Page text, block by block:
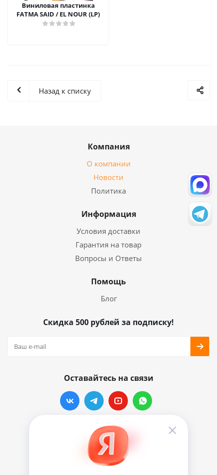
Виниловая пластинка
FATMA SAID / EL NOUR (LP)
Назад к списку
Компания
О компании
Новости
Политика
Информация
Условия доставки
Гарантия на товар
Вопросы и Ответы
Помощь
Блог
Скидка 500 рублей за подписку!
Оставайтесь на связи
Наши контакты
info@vinylmarkt.ru